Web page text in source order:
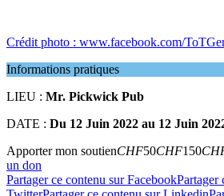
Crédit photo : www.facebook.com/
Informations pratiques
LIEU : Mr. Pickwick Pub
DATE : Du 12 Juin 2022 au 12 Juin
Apporter mon soutienCHF50CHF150
un don
Partager ce contenu sur FacebookPartager